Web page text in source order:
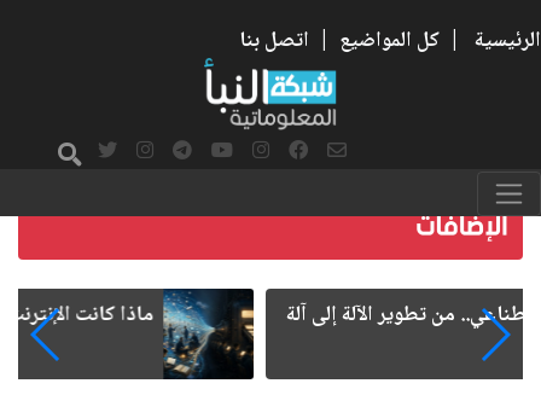
الرئيسية | كل المواضيع | اتصل بنا
ماذا كانت الإنترنت؟